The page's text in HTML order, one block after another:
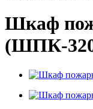
Шкаф
(ШПК-